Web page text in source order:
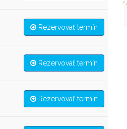
Rezervovať termín
Rezervovať termín
Rezervovať termín